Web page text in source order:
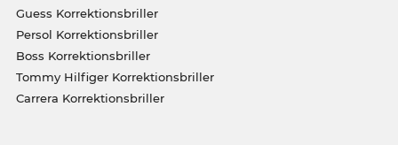
Guess Korrektionsbriller
Persol Korrektionsbriller
Boss Korrektionsbriller
Tommy Hilfiger Korrektionsbriller
Carrera Korrektionsbriller